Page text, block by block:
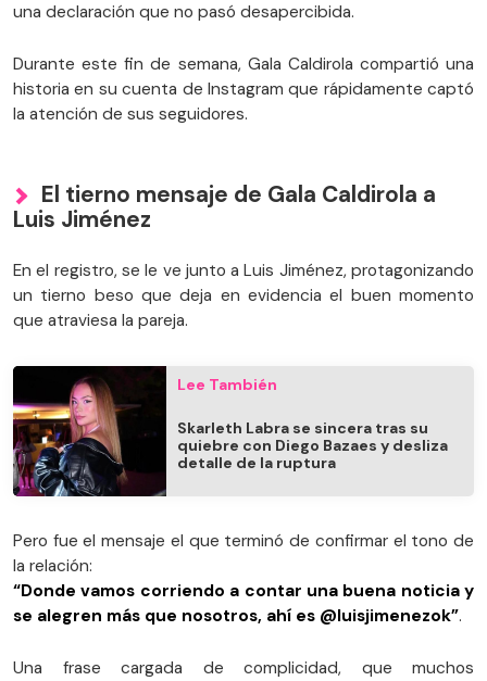
una declaración que no pasó desapercibida.
Durante este fin de semana, Gala Caldirola compartió una
historia en su cuenta de Instagram que rápidamente captó
la atención de sus seguidores.
El tierno mensaje de Gala Caldirola a
Luis Jiménez
En el registro, se le ve junto a Luis Jiménez, protagonizando
un tierno beso que deja en evidencia el buen momento
que atraviesa la pareja.
Lee También
Skarleth Labra se sincera tras su
quiebre con Diego Bazaes y desliza
detalle de la ruptura
Pero fue el mensaje el que terminó de confirmar el tono de
la relación:
“Donde vamos corriendo a contar una buena noticia y
se alegren más que nosotros, ahí es @luisjimenezok”.
Una frase cargada de complicidad, que muchos